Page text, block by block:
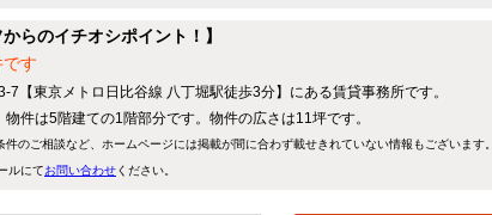
らのイチオシポイント！】
す
【東京メトロ日比谷線 八丁堀駅徒歩3分】にある賃貸事務所です。
件は5階建ての1階部分です。物件の広さは11坪です。
のご相談など、ホームページには掲載が間に合わず載せきれていない情報もございます。
ルにてお問い合わせください。